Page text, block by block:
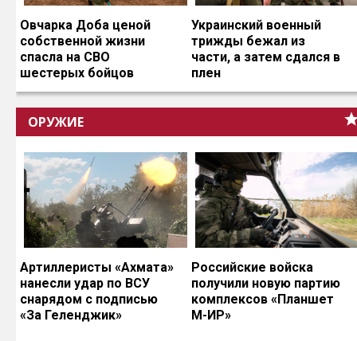
Овчарка Доба ценой
собственной жизни
спасла на СВО
шестерых бойцов
Украинский военный
трижды бежал из
части, а затем сдался в
плен
ОРУЖИЕ
Артиллеристы «Ахмата»
нанесли удар по ВСУ
снарядом с подписью
«За Геленджик»
Российские войска
получили новую партию
комплексов «Планшет
М-ИР»